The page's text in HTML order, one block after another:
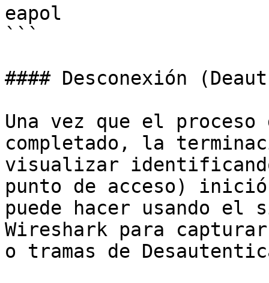
eapol
```
#### Desconexión
Una vez que el proceso
completado, la
visualizar
punto de acceso)
puede hacer usando
Wireshark para
o tramas de